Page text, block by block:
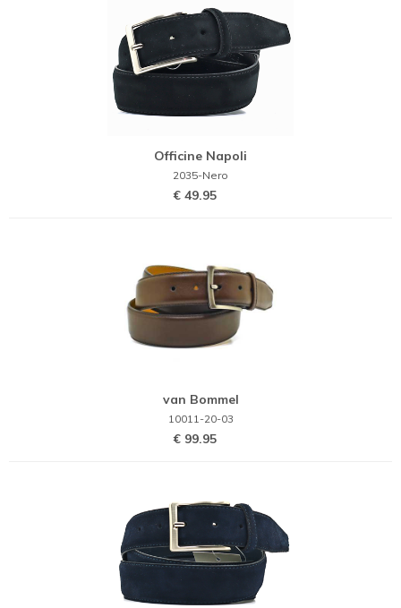
Officine Napoli
2035-Nero
€ 49.95
van Bommel
10011-20-03
€ 99.95